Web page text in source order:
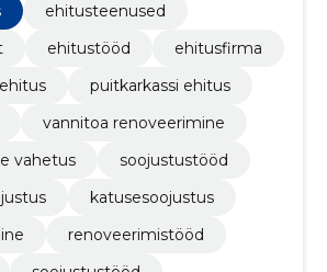
ehitusteenused
ehitustööd
ehitusfirma
puitkarkassi ehitus
vannitoa renoveerimine
vahetus
soojustustööd
katusesoojustus
renoveerimistööd